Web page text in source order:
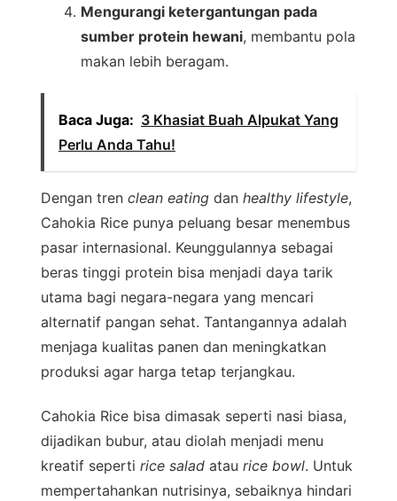
Mengurangi ketergantungan pada
sumber protein hewani, membantu pola
makan lebih beragam.
Baca Juga: 3 Khasiat Buah Alpukat Yang
Perlu Anda Tahu!
Dengan tren clean eating dan healthy lifestyle,
Cahokia Rice punya peluang besar menembus
pasar internasional. Keunggulannya sebagai
beras tinggi protein bisa menjadi daya tarik
utama bagi negara-negara yang mencari
alternatif pangan sehat. Tantangannya adalah
menjaga kualitas panen dan meningkatkan
produksi agar harga tetap terjangkau.
Cahokia Rice bisa dimasak seperti nasi biasa,
dijadikan bubur, atau diolah menjadi menu
kreatif seperti rice salad atau rice bowl. Untuk
mempertahankan nutrisinya, sebaiknya hindari